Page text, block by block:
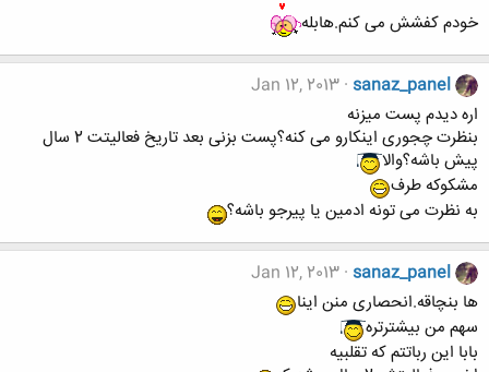
خودم کفشش می کنم.هابله
sanaz_panel
Jan 12, 2013
اره دیدم پست میزنه
بنظرت چجوری اینکارو می کنه؟پست بزنی بعد تاریخ فعالیتت 2 سال
پیش باشه؟والا
مشکوکه طرف
به نظرت می تونه ادمین یا پیرجو باشه؟
sanaz_panel
Jan 12, 2013
ها بنچاقه.انحصاری منن اینا
سهم من بیشترتره
بابا این رباتتم که تقلبیه